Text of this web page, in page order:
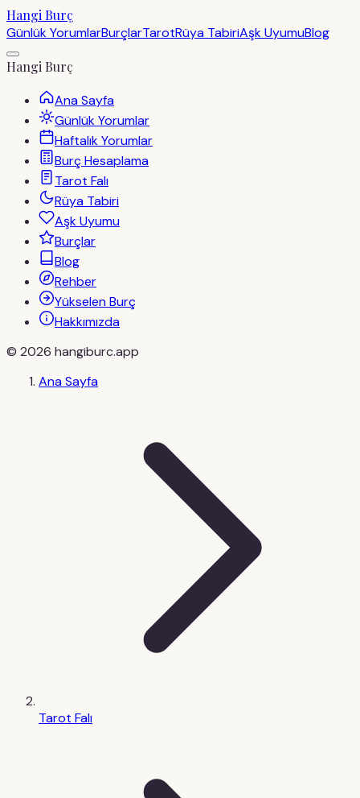
Hangi Burç
Günlük YorumlarBurçlarTarotRüya TabiriAşk UyumuBlog
Hangi Burç
Ana Sayfa
Günlük Yorumlar
Haftalık Yorumlar
Burç Hesaplama
Tarot Falı
Rüya Tabiri
Aşk Uyumu
Burçlar
Blog
Rehber
Yükselen Burç
Hakkımızda
© 2026 hangiburc.app
Ana Sayfa
Tarot Falı